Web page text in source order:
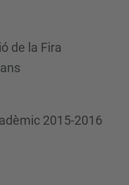
de la Fira
2015-2016